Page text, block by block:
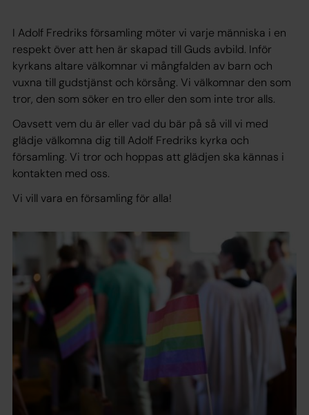
I Adolf Fredriks församling möter vi varje människa i en
respekt över att hen är skapad till Guds avbild. Inför
kyrkans altare välkomnar vi mångfalden av barn och
vuxna till gudstjänst och körsång. Vi välkomnar den som
tror, den som söker en tro eller den som inte tror alls.
Oavsett vem du är eller vad du bär på så vill vi med
glädje välkomna dig till Adolf Fredriks kyrka och
församling. Vi tror och hoppas att glädjen ska kännas i
kontakten med oss.
Vi vill vara en församling för alla!